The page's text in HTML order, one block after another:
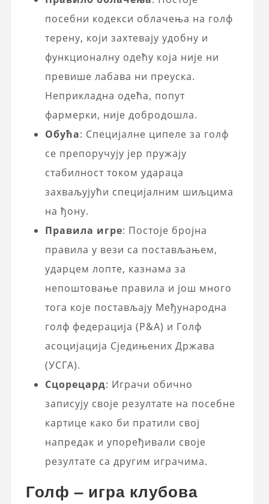
посебни кодекси облачења на голф
терену, који захтевају удобну и
функционалну одећу која није ни
превише лабава ни преуска.
Неприкладна одећа, попут
фармерки, није добродошла.
Обућа: Специјалне ципеле за голф
се препоручују јер пружају
стабилност током удараца
захваљујући специјалним шиљцима
на ђону.
Правила игре: Постоје бројна
правила у вези са постављањем,
ударцем лопте, казнама за
непоштовање правила и још много
тога које постављају Међународна
голф федерација (Р&А) и Голф
асоцијација Сједињених Држава
(УСГА).
Сцорецард: Играчи обично
записују своје резултате на посебне
картице како би пратили свој
напредак и упоређивали своје
резултате са другим играчима.
Голф – игра клубова